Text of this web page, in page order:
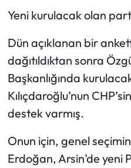
Yeni kurulacak olan
Dün açıklanan bir
dağıtıldıktan sonra
Başkanlığında
Kılıçdaroğlu’nun
destek varmış.
Onun için, genel
Erdoğan, Arsin’de yeni